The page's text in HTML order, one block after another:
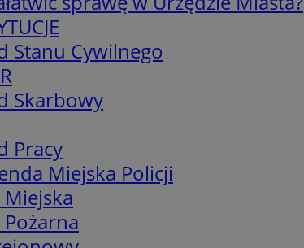
Stanu Cywilnego
Skarbowy
Pracy
Miejska Policji
Miejska
Pożarna